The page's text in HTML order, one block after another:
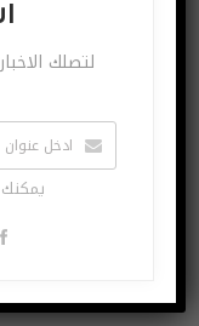
هيونداي تبني مصنع EV جديدًا…
لتصلك